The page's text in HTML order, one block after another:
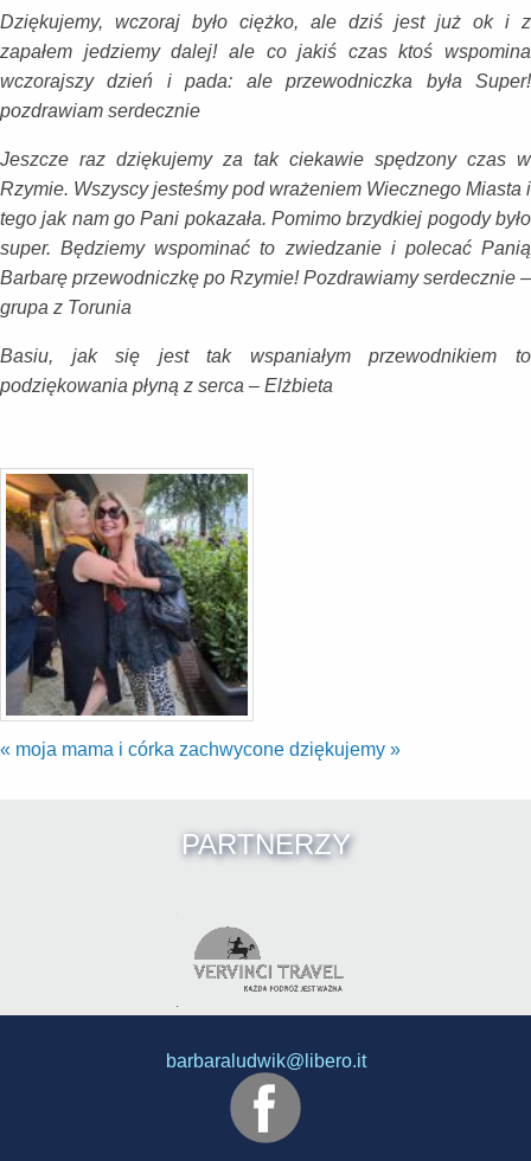
Dziękujemy, wczoraj było ciężko, ale dziś jest już ok i z
zapałem jedziemy dalej! ale co jakiś czas ktoś wspomina
wczorajszy dzień i pada: ale przewodniczka była Super!
pozdrawiam serdecznie
Jeszcze raz dziękujemy za tak ciekawie spędzony czas w
Rzymie. Wszyscy jesteśmy pod wrażeniem Wiecznego Miasta i
tego jak nam go Pani pokazała. Pomimo brzydkiej pogody było
super. Będziemy wspominać to zwiedzanie i polecać Panią
Barbarę przewodniczkę po Rzymie! Pozdrawiamy serdecznie –
grupa z Torunia
Basiu, jak się jest tak wspaniałym przewodnikiem to
podziękowania płyną z serca – Elżbieta
« moja mama i córka zachwycone dziękujemy »
PARTNERZY
barbaraludwik@libero.it